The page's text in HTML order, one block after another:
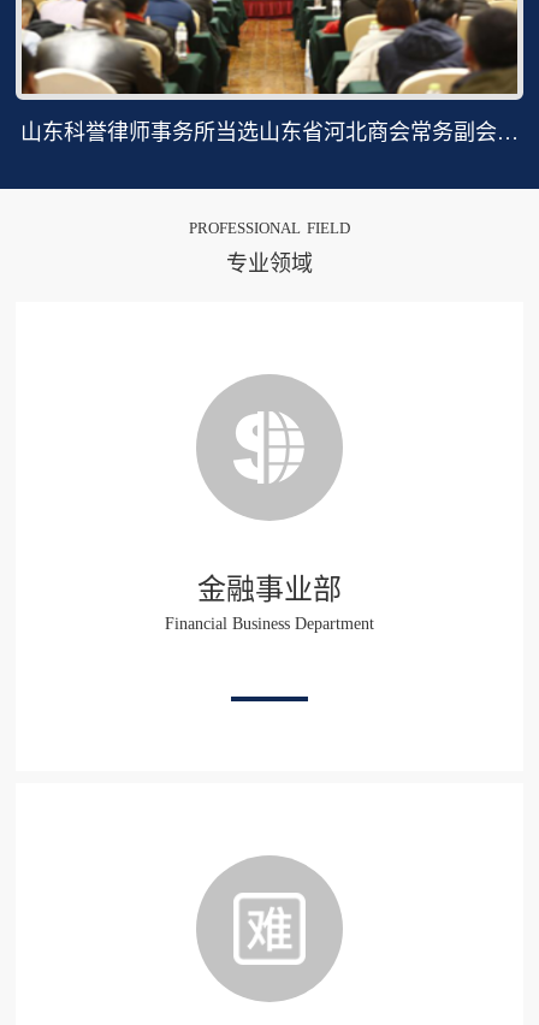
山东科誉律师事务所当选山东省河北商会常务副会长
professional field
专业领域
金融事业部
Financial Business Department